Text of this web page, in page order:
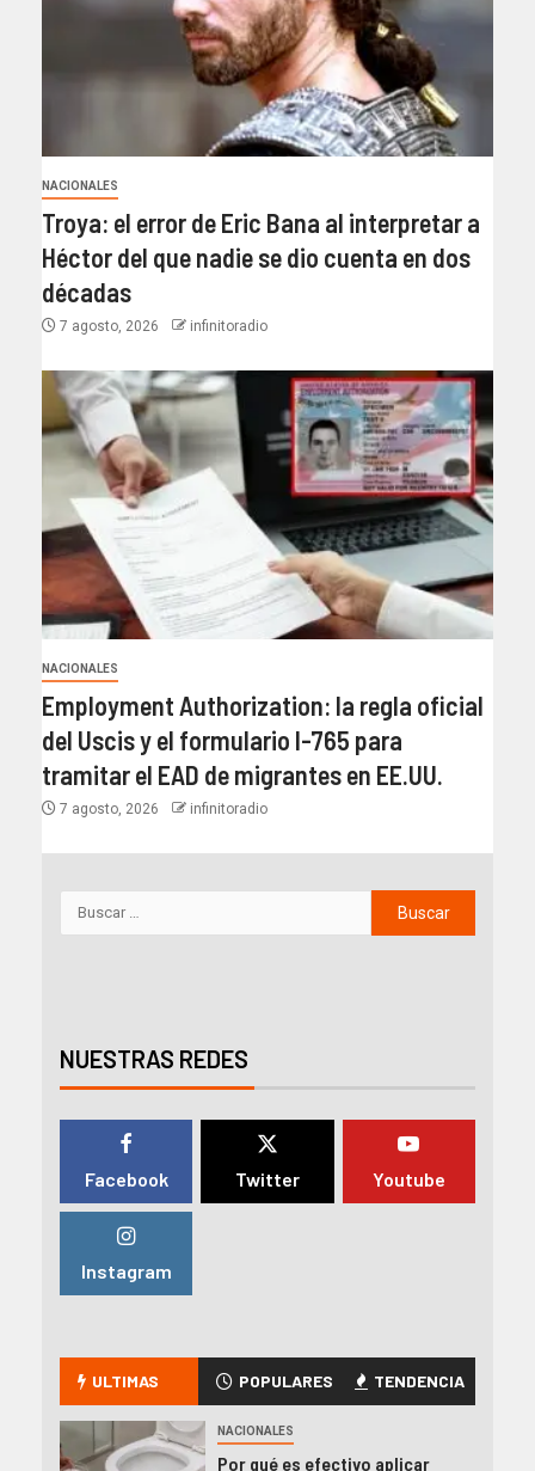
NACIONALES
Troya: el error de Eric Bana al interpretar a
Héctor del que nadie se dio cuenta en dos
décadas
7 agosto, 2026 infinitoradio
NACIONALES
Employment Authorization: la regla oficial
del Uscis y el formulario I-765 para
tramitar el EAD de migrantes en EE.UU.
7 agosto, 2026 infinitoradio
NUESTRAS REDES
Facebook Twitter Youtube
Instagram
ULTIMAS POPULARES TENDENCIA
NACIONALES
Por qué es efectivo aplicar